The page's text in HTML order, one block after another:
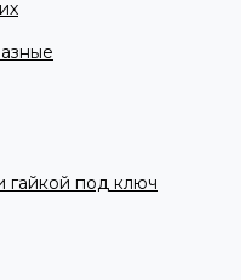
гайкой под ключ